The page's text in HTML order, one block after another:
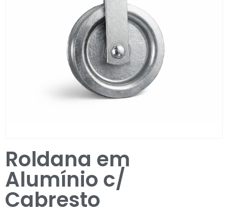
Entrar / Registar
Roldana em
Alumínio c/
Cabresto